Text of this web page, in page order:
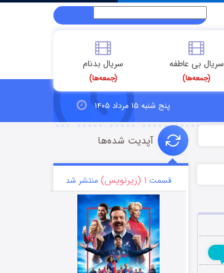
سریال بی عاطفه
(جمعه‌ها)
سریال بدنام
(جمعه‌ها)
پنج شنبه ۱۵ مرداد ۱۴۰۵
آپدیت شده‌ها
قسمت ۱ (زیرنویس) منتشر شد